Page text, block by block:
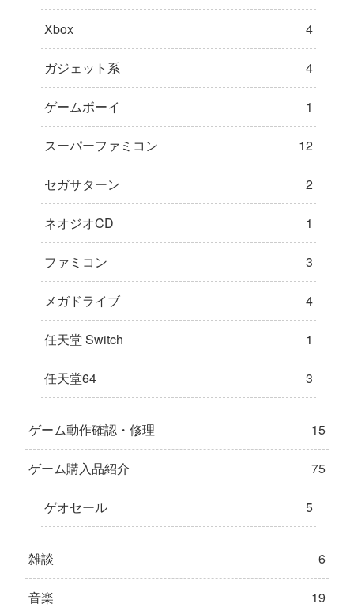
Xbox 4
ガジェット系 4
ゲームボーイ 1
スーパーファミコン 12
セガサターン 2
ネオジオCD 1
ファミコン 3
メガドライブ 4
任天堂 Switch 1
任天堂64 3
ゲーム動作確認・修理 15
ゲーム購入品紹介 75
ゲオセール 5
雑談 6
音楽 19